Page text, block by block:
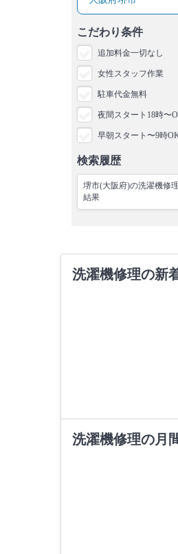
こだわり条件
追加料金一切なし
女性スタッフ作業
駐車代金無料
夜間スタート18時〜
早朝スタート〜9時
検索履歴
堺市(大阪府)の洗濯機修
結果
洗濯機修理の新
洗濯機修理の月